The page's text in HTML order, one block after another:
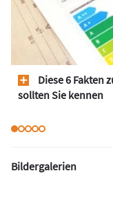
Diese 6 Fakten
sollten Sie kennen
Bildergalerien